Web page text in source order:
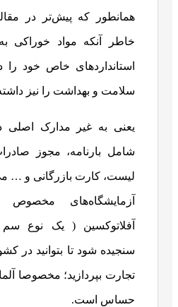
همانطور که پیش‌تر در
خاطر آنکه مواد خوراکی
استانداردهای خاص خود
سلامت و بهداشت را نیز
یعنی به غیر مدارک
شامل بارنامه، مجوز
لیست، کارت بازرگانی و …
آزمایشگاه‌های مخصوص
آفلاتوکسین ( یک نوع
سنجیده شود تا بتوانید در
تجارت بپردازید؛ مخصوصا
حساس است.